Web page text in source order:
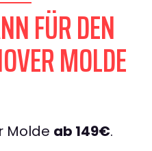
FÜR DEN
MOLDE
Molde ab 149€.